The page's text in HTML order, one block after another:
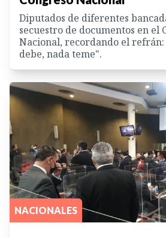
Diputados de diferentes
secuestro de documentos en el
Nacional, recordando el
debe, nada teme".
NACIONALES